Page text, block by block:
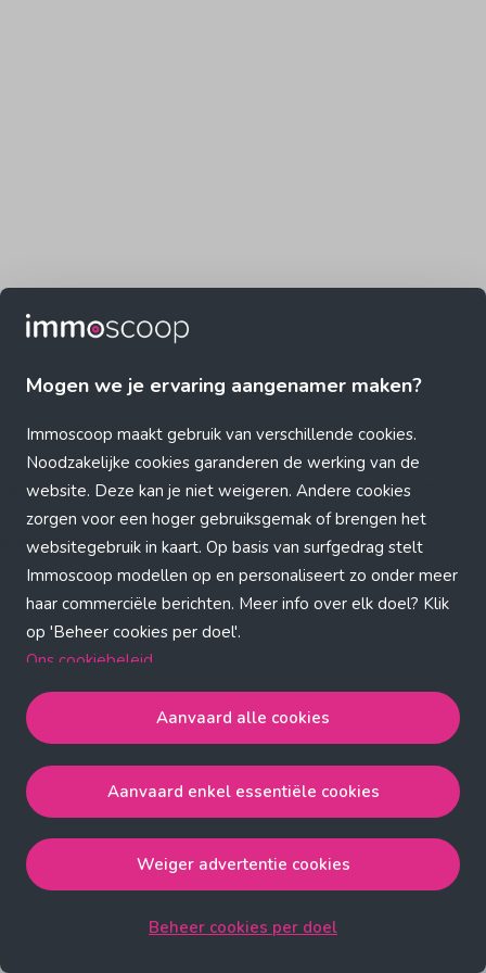
Mogen we je ervaring aangenamer maken?
Immoscoop maakt gebruik van verschillende cookies.
Noodzakelijke cookies garanderen de werking van de
website. Deze kan je niet weigeren. Andere cookies
zorgen voor een hoger gebruiksgemak of brengen het
websitegebruik in kaart. Op basis van surfgedrag stelt
Immoscoop modellen op en personaliseert zo onder meer
haar commerciële berichten. Meer info over elk doel? Klik
op 'Beheer cookies per doel'.
Ons cookiebeleid
Aanvaard alle cookiesgaat akkoord met de strict
noodzakelijke, analytische, functionele en advertentie
cookies.
de strict noodzakelijke cookies.
Weiger advertentie cookiesgaat akkoord met de strict
Aanvaard alle cookies
Aanvaard enkel essentiële cookies
Weiger advertentie cookies
Beheer cookies per doel
Application error: a client-side exception has occurred (see the
browser console for more information)